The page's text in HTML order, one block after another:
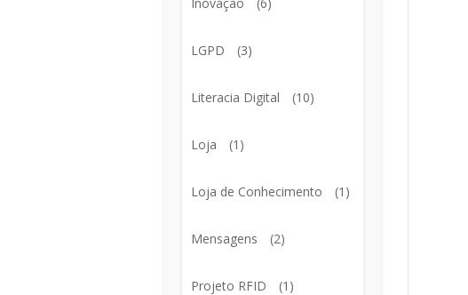
LGPD (3)
Literacia Digital (10)
Loja (1)
Loja de Conhecimento (1)
Mensagens (2)
Projeto RFID (1)